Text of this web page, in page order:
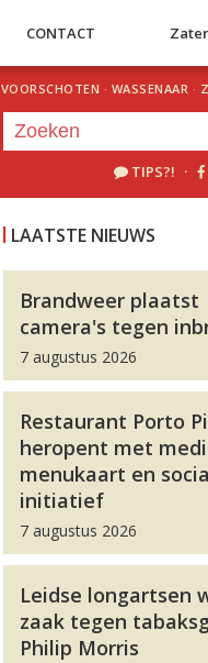
CONTACT
VOORSCHOTEN · WASSENAAR ·
TIPS?! ·
LAATSTE NIEUWS
Brandweer plaatst
camera's tegen
7 augustus 2026
Restaurant Porto
heropent met
menukaart en
initiatief
7 augustus 2026
Leidse longartsen
zaak tegen
Philip Morris